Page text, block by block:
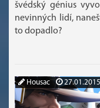
švédský génius
nevinných lidí,
to dopadlo?
Housac 27.01.2015